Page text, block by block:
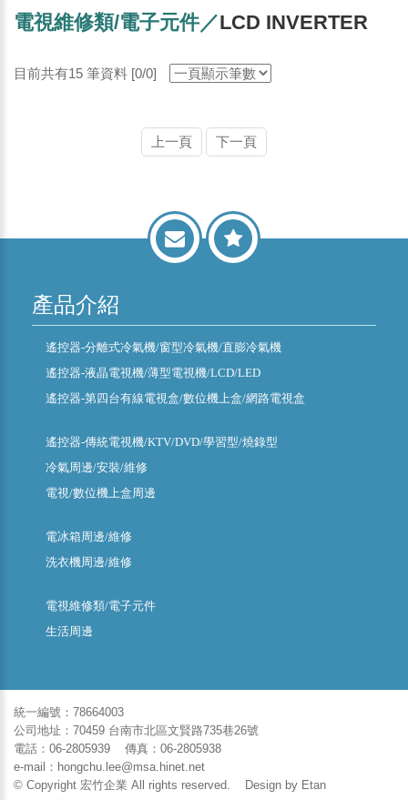
電視維修類/電子元件／LCD INVERTER
目前共有15 筆資料 [0/0]
上一頁 下一頁
產品介紹
遙控器-分離式冷氣機/窗型冷氣機/直膨冷氣機
遙控器-液晶電視機/薄型電視機/LCD/LED
遙控器-第四台有線電視盒/數位機上盒/網路電視盒
遙控器-傳統電視機/KTV/DVD/學習型/燒錄型
冷氣周邊/安裝/維修
電視/數位機上盒周邊
電冰箱周邊/維修
洗衣機周邊/維修
電視維修類/電子元件
生活周邊
統一編號：78664003
公司地址：70459 台南市北區文賢路735巷26號
電話：06-2805939 傳真：06-2805938
e-mail：hongchu.lee@msa.hinet.net
© Copyright 宏竹企業 All rights reserved. Design by Etan